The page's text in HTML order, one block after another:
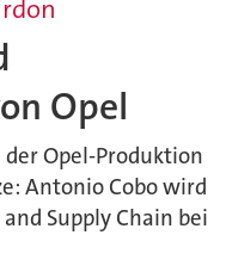
Opel
Opel-Produktion
Antonio Cobo wird
Supply Chain bei